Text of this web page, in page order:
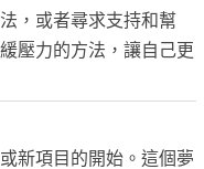
，或者尋求支持和幫
壓力的方法，讓自己更
新項目的開始。這個夢